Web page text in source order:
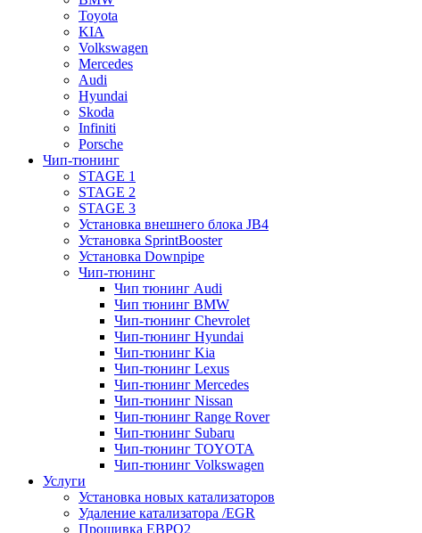
Toyota
KIA
Volkswagen
Mercedes
Audi
Hyundai
Skoda
Infiniti
Porsche
Чип-тюнинг
STAGE 1
STAGE 2
STAGE 3
Установка внешнего блока JB4
Установка SprintBooster
Установка Downpipe
Чип-тюнинг
Чип тюнинг Audi
Чип тюнинг BMW
Чип-тюнинг Chevrolet
Чип-тюнинг Hyundai
Чип-тюнинг Kia
Чип-тюнинг Lexus
Чип-тюнинг Mercedes
Чип-тюнинг Nissan
Чип-тюнинг Range Rover
Чип-тюнинг Subaru
Чип-тюнинг TOYOTA
Чип-тюнинг Volkswagen
Услуги
Установка новых катализаторов
Удаление катализатора /EGR
Прошивка ЕВРО2